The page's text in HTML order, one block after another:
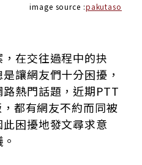
image source :pakutaso
在交往過程中的抉
讓網友們十分困擾，
熱門話題，近期PTT
都有網友不約而同被
困擾地發文尋求意